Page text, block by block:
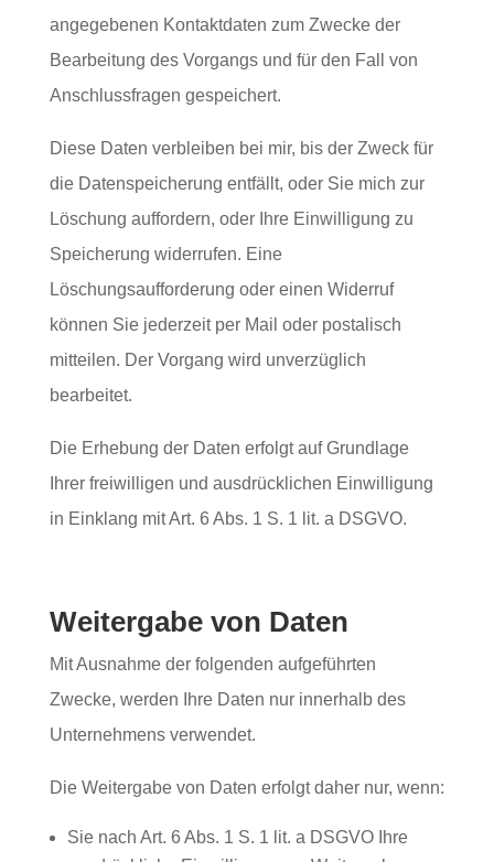
angegebenen Kontaktdaten zum Zwecke der
Bearbeitung des Vorgangs und für den Fall von
Anschlussfragen gespeichert.
Diese Daten verbleiben bei mir, bis der Zweck für
die Datenspeicherung entfällt, oder Sie mich zur
Löschung auffordern, oder Ihre Einwilligung zu
Speicherung widerrufen. Eine
Löschungsaufforderung oder einen Widerruf
können Sie jederzeit per Mail oder postalisch
mitteilen. Der Vorgang wird unverzüglich
bearbeitet.
Die Erhebung der Daten erfolgt auf Grundlage
Ihrer freiwilligen und ausdrücklichen Einwilligung
in Einklang mit Art. 6 Abs. 1 S. 1 lit. a DSGVO.
Weitergabe von Daten
Mit Ausnahme der folgenden aufgeführten
Zwecke, werden Ihre Daten nur innerhalb des
Unternehmens verwendet.
Die Weitergabe von Daten erfolgt daher nur, wenn:
Sie nach Art. 6 Abs. 1 S. 1 lit. a DSGVO Ihre